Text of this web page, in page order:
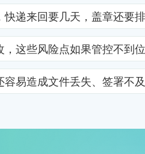
来回要几天，盖章还
些风险点如果管控不
造成文件丢失、签署